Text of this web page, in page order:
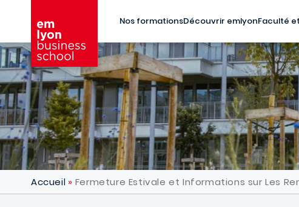
Nos formationsDécouvrir emlyonFaculté
Accueil Fermeture Estivale et Informations sur Les